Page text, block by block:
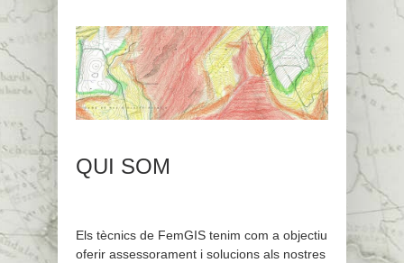
QUI SOM
Els tècnics de FemGIS tenim com a objectiu
oferir assessorament i solucions als nostres